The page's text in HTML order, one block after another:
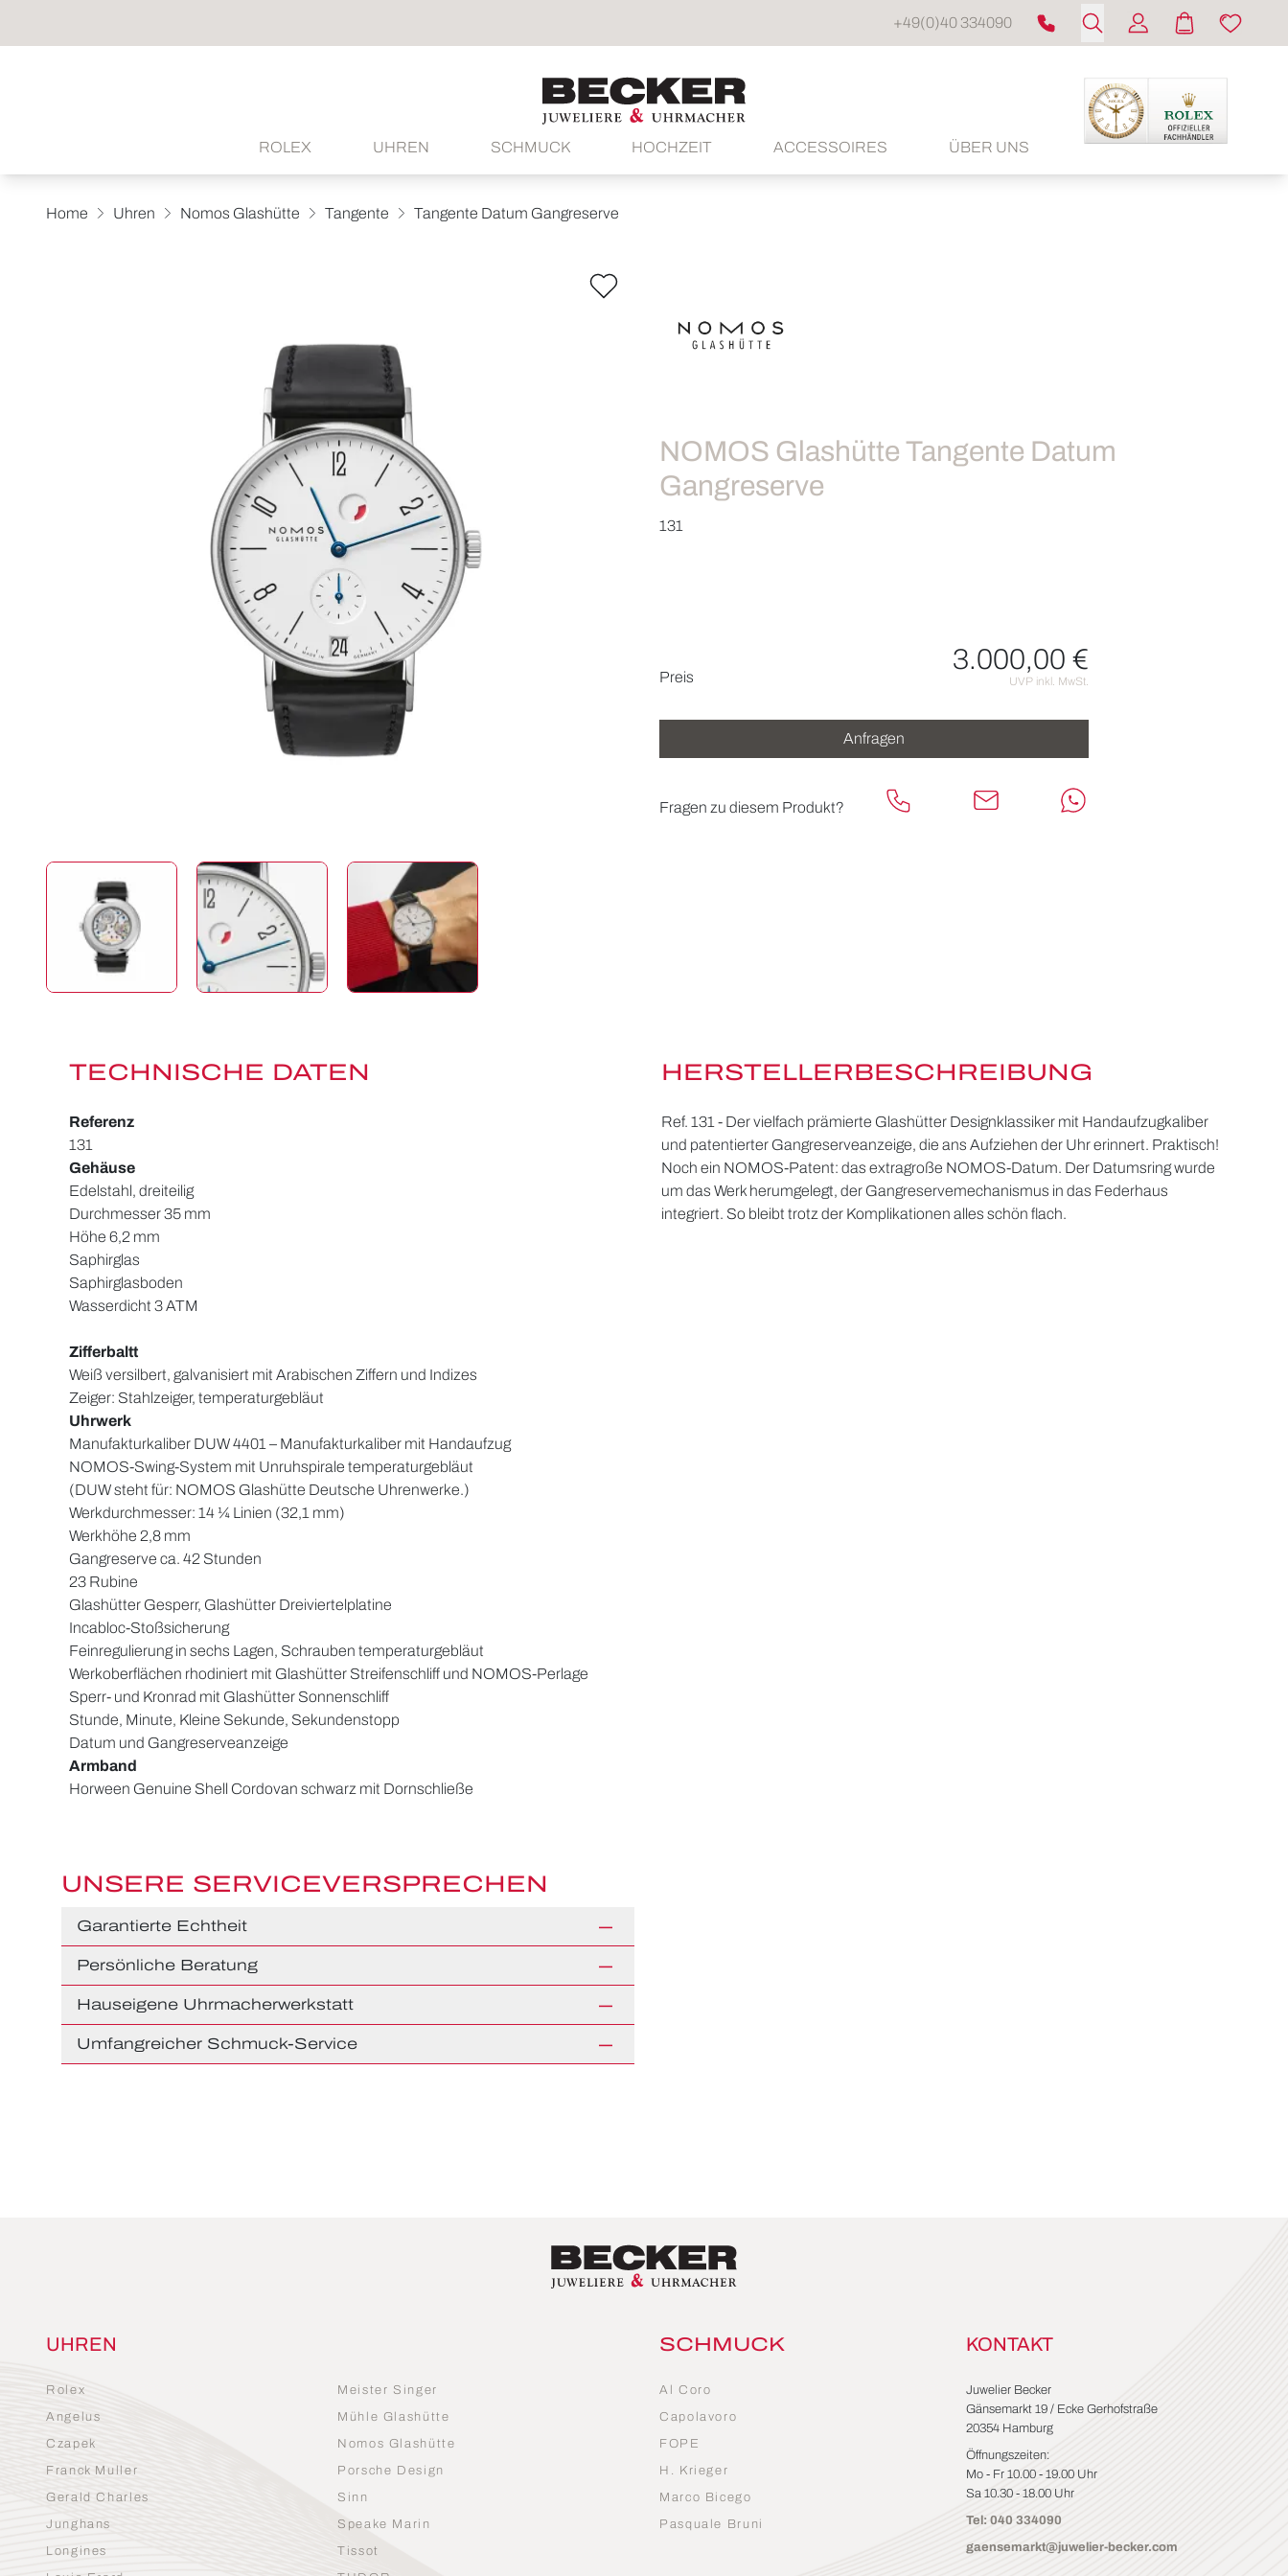
+49(0)40 334090
ROLEX UHREN SCHMUCK HOCHZEIT ACCESSOIRES ÜBER UNS
Home Uhren Nomos Glashütte Tangente Tangente Datum Gangreserve
NOMOS Glashütte Tangente Datum
Gangreserve
131
Preis
3.000,00 €
UVP inkl. MwSt.
Anfragen
Fragen zu diesem Produkt?
TECHNISCHE DATEN
Referenz
131
Gehäuse
Edelstahl, dreiteilig
Durchmesser 35 mm
Höhe 6,2 mm
Saphirglas
Saphirglasboden
Wasserdicht 3 ATM
Zifferbaltt
Weiß versilbert, galvanisiert mit Arabischen Ziffern und Indizes
Zeiger: Stahlzeiger, temperaturgebläut
Uhrwerk
Manufakturkaliber DUW 4401 – Manufakturkaliber mit Handaufzug
NOMOS-Swing-System mit Unruhspirale temperaturgebläut
(DUW steht für: NOMOS Glashütte Deutsche Uhrenwerke.)
Werkdurchmesser: 14 ¼ Linien (32,1 mm)
Werkhöhe 2,8 mm
Gangreserve ca. 42 Stunden
23 Rubine
Glashütter Gesperr, Glashütter Dreiviertelplatine
Incabloc-Stoßsicherung
Feinregulierung in sechs Lagen, Schrauben temperaturgebläut
Werkoberflächen rhodiniert mit Glashütter Streifenschliff und NOMOS-Perlage
Sperr- und Kronrad mit Glashütter Sonnenschliff
Stunde, Minute, Kleine Sekunde, Sekundenstopp
Datum und Gangreserveanzeige
Armband
Horween Genuine Shell Cordovan schwarz mit Dornschließe
HERSTELLERBESCHREIBUNG
Ref. 131 - Der vielfach prämierte Glashütter Designklassiker mit Handaufzugkaliber
und patentierter Gangreserveanzeige, die ans Aufziehen der Uhr erinnert. Praktisch!
Noch ein NOMOS-Patent: das extragroße NOMOS-Datum. Der Datumsring wurde
um das Werk herumgelegt, der Gangreservemechanismus in das Federhaus
integriert. So bleibt trotz der Komplikationen alles schön flach.
UNSERE SERVICEVERSPRECHEN
Garantierte Echtheit
Persönliche Beratung
Hauseigene Uhrmacherwerkstatt
Umfangreicher Schmuck-Service
UHREN
Rolex
Angelus
Czapek
Franck Muller
Gerald Charles
Junghans
Longines
Meister Singer
Mühle Glashütte
Nomos Glashütte
Porsche Design
Sinn
Speake Marin
Tissot
SCHMUCK
Al Coro
Capolavoro
FOPE
H. Krieger
Marco Bicego
Pasquale Bruni
KONTAKT
Juwelier Becker
Gänsemarkt 19 / Ecke Gerhofstraße
20354 Hamburg
Öffnungszeiten:
Mo - Fr 10.00 - 19.00 Uhr
Sa 10.30 - 18.00 Uhr
Tel: 040 334090
gaensemarkt@juwelier-becker.com